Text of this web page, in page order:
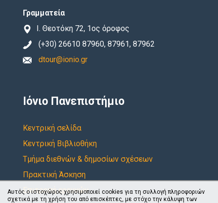
Γραμματεία
Ι. Θεοτόκη 72, 1ος όροφος
(+30) 26610 87960, 87961, 87962
dtour@ionio.gr
Ιόνιο Πανεπιστήμιο
Κεντρική σελίδα
Κεντρική Βιβλιοθήκη
Τμήμα διεθνών & δημοσίων σχέσεων
Πρακτική Άσκηση
Επιτροπή ερευνών
Αυτός ο ιστοχώρος χρησιμοποιεί cookies για τη συλλογή πληροφοριών
σχετικά με τη χρήση του από επισκέπτες, με στόχο την κάλυψη των